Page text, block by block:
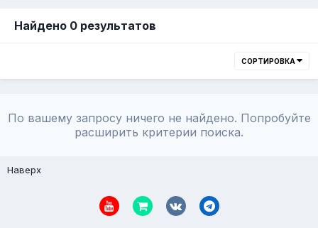
Найдено 0 результатов
СОРТИРОВКА
По вашему запросу ничего не найдено. Попробуйте
расширить критерии поиска.
Наверх